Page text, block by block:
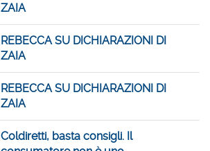
ZAIA
REBECCA SU DICHIARAZIONI DI
ZAIA
REBECCA SU DICHIARAZIONI DI
ZAIA
Coldiretti, basta consigli. Il